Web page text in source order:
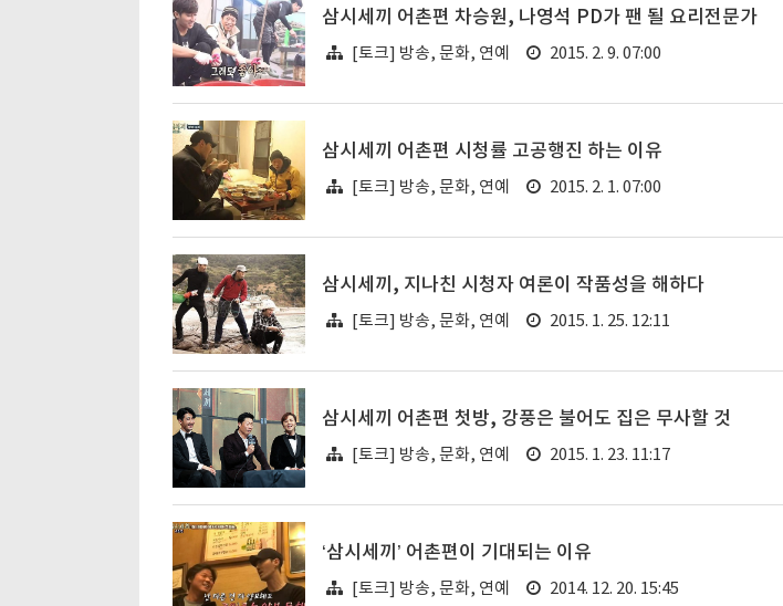
삼시세끼 어촌편 차승원, 나영석 PD가 팬 될 요리전문가
[토크] 방송, 문화, 연예 2015. 2. 9. 07:00
삼시세끼 어촌편 시청률 고공행진 하는 이유
[토크] 방송, 문화, 연예 2015. 2. 1. 07:00
삼시세끼, 지나친 시청자 여론이 작품성을 해하다
[토크] 방송, 문화, 연예 2015. 1. 25. 12:11
삼시세끼 어촌편 첫방, 강풍은 불어도 집은 무사할 것
[토크] 방송, 문화, 연예 2015. 1. 23. 11:17
‘삼시세끼’ 어촌편이 기대되는 이유
[토크] 방송, 문화, 연예 2014. 12. 20. 15:45